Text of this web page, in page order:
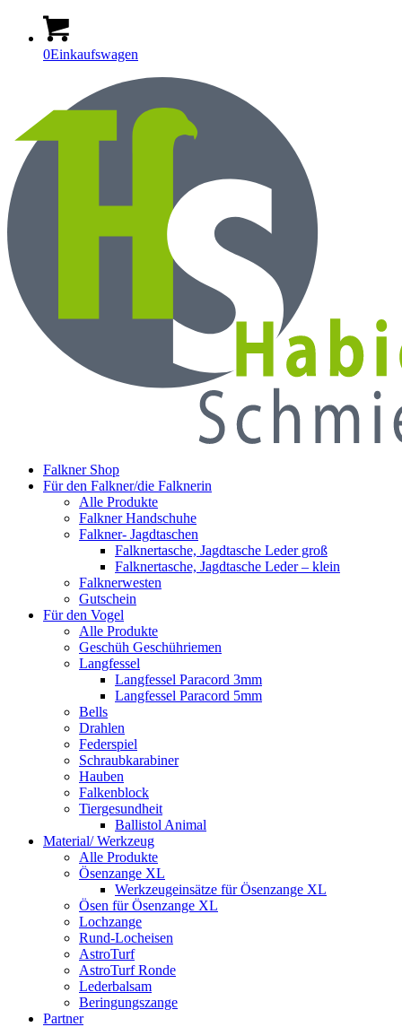
0Einkaufswagen
Falkner Shop
Für den Falkner/die Falknerin
Alle Produkte
Falkner Handschuhe
Falkner- Jagdtaschen
Falknertasche, Jagdtasche Leder groß
Falknertasche, Jagdtasche Leder – klein
Falknerwesten
Gutschein
Für den Vogel
Alle Produkte
Geschüh Geschühriemen
Langfessel
Langfessel Paracord 3mm
Langfessel Paracord 5mm
Bells
Drahlen
Federspiel
Schraubkarabiner
Hauben
Falkenblock
Tiergesundheit
Ballistol Animal
Material/ Werkzeug
Alle Produkte
Ösenzange XL
Werkzeugeinsätze für Ösenzange XL
Ösen für Ösenzange XL
Lochzange
Rund-Locheisen
AstroTurf
AstroTurf Ronde
Lederbalsam
Beringungszange
Partner